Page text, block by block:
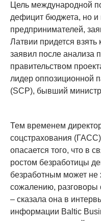
Цель международной
дефицит бюджета, но и
предпринимателей,
Латвии придется
заявил после анализа
правительством
лидер оппозиционной
(SCP), бывший
Тем временем
соцстрахования
опасается того, что в
ростом безработицы
безработным может не
сожалению, разговоры
– сказала она в
информации Baltic